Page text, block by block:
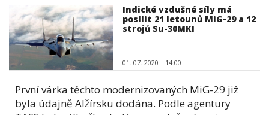
Indické vzdušné síly má
posílit 21 letounů MiG-29 a 12
strojů Su-30MKI
01. 07. 2020 14:00
První várka těchto modernizovaných MiG-29 již
byla údajně Alžírsku dodána. Podle agentury